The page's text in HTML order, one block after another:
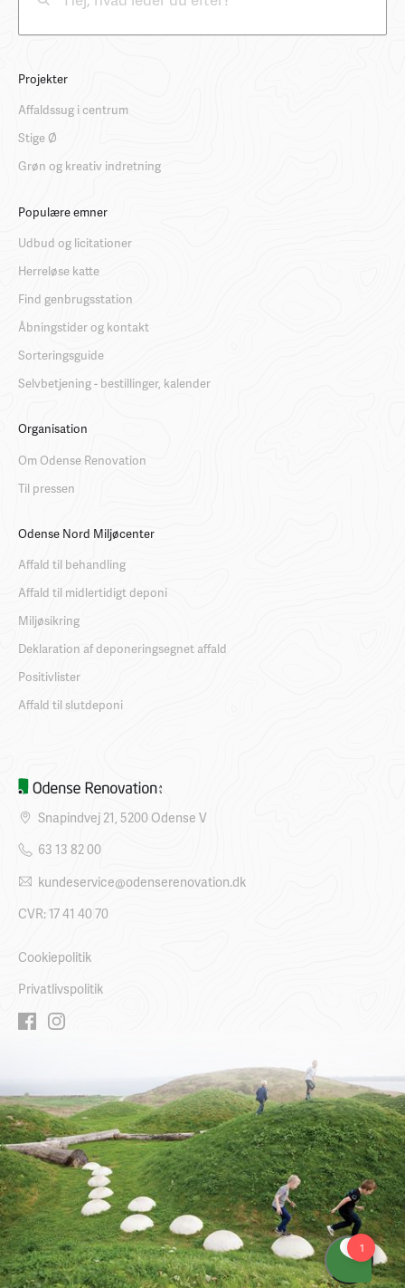
Projekter
Affaldssug i centrum
Stige Ø
Grøn og kreativ indretning
Populære emner
Udbud og licitationer
Herreløse katte
Find genbrugsstation
Åbningstider og kontakt
Sorteringsguide
Selvbetjening - bestillinger, kalender
Organisation
Om Odense Renovation
Til pressen
Odense Nord Miljøcenter
Affald til behandling
Affald til midlertidigt deponi
Miljøsikring
Deklaration af deponeringsegnet affald
Positivlister
Affald til slutdeponi
Snapindvej 21, 5200 Odense V
63 13 82 00
kundeservice@odenserenovation.dk
CVR: 17 41 40 70
Cookiepolitik
Privatlivspolitik